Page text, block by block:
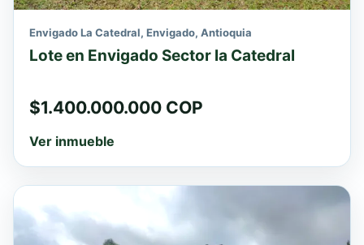
Envigado La Catedral, Envigado, Antioquia
Lote en Envigado Sector la Catedral
$1.400.000.000 COP
Ver inmueble